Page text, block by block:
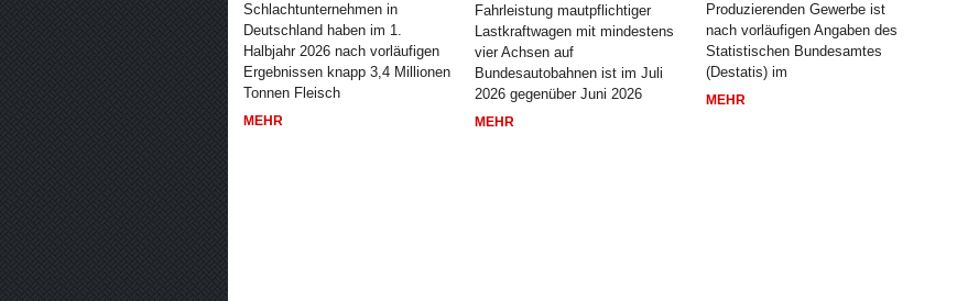
Schlachtunternehmen in
Deutschland haben im 1.
Halbjahr 2026 nach vorläufigen
Ergebnissen knapp 3,4 Millionen
Tonnen Fleisch
MEHR
Fahrleistung mautpflichtiger
Lastkraftwagen mit mindestens
vier Achsen auf
Bundesautobahnen ist im Juli
2026 gegenüber Juni 2026
MEHR
Produzierenden Gewerbe ist
nach vorläufigen Angaben des
Statistischen Bundesamtes
(Destatis) im
MEHR